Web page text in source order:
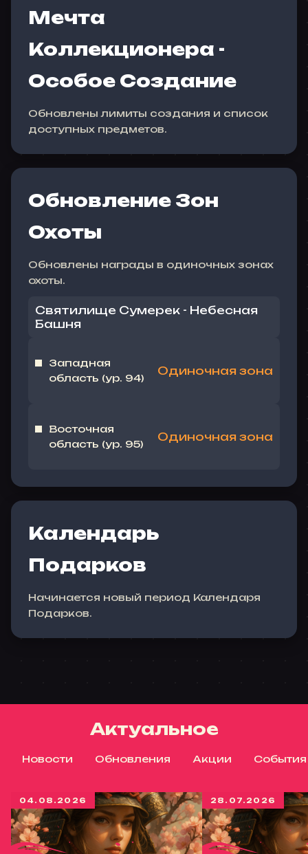
Мечта
Коллекционера -
Особое Создание
Обновлены лимиты создания и список
доступных предметов.
Обновление Зон
Охоты
Обновлены награды в одиночных зонах
охоты.
Святилище Сумерек - Небесная
Башня
Западная
область (ур. 94)
Одиночная зона
Восточная
область (ур. 95)
Одиночная зона
Календарь
Подарков
Начинается новый период Календаря
Подарков.
Актуальное
Новости Обновления Акции События
04.08.2026 28.07.2026